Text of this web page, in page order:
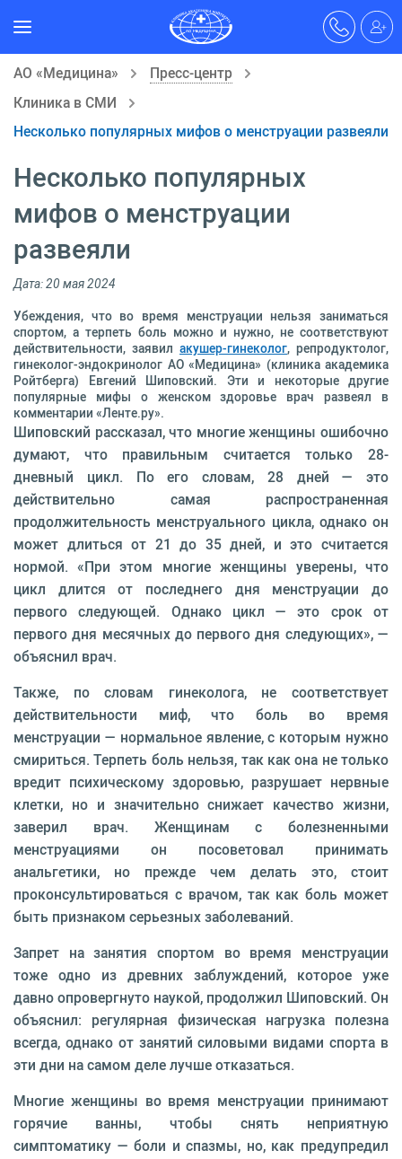
АО «Медицина»
Пресс-центр
Клиника в СМИ
Несколько популярных мифов о менструации развеяли
Несколько популярных
мифов о менструации
развеяли
Дата: 20 мая 2024
Убеждения, что во время менструации нельзя заниматься
спортом, а терпеть боль можно и нужно, не соответствуют
действительности, заявил акушер-гинеколог, репродуктолог,
гинеколог-эндокринолог АО «Медицина» (клиника академика
Ройтберга) Евгений Шиповский. Эти и некоторые другие
популярные мифы о женском здоровье врач развеял в
комментарии «Ленте.ру».
Шиповский рассказал, что многие женщины ошибочно
думают, что правильным считается только 28-
дневный цикл. По его словам, 28 дней — это
действительно самая распространенная
продолжительность менструального цикла, однако он
может длиться от 21 до 35 дней, и это считается
нормой. «При этом многие женщины уверены, что
цикл длится от последнего дня менструации до
первого следующей. Однако цикл — это срок от
первого дня месячных до первого дня следующих», —
объяснил врач.
Также, по словам гинеколога, не соответствует
действительности миф, что боль во время
менструации — нормальное явление, с которым нужно
смириться. Терпеть боль нельзя, так как она не только
вредит психическому здоровью, разрушает нервные
клетки, но и значительно снижает качество жизни,
заверил врач. Женщинам с болезненными
менструациями он посоветовал принимать
анальгетики, но прежде чем делать это, стоит
проконсультироваться с врачом, так как боль может
быть признаком серьезных заболеваний.
Запрет на занятия спортом во время менструации
тоже одно из древних заблуждений, которое уже
давно опровергнуто наукой, продолжил Шиповский. Он
объяснил: регулярная физическая нагрузка полезна
всегда, однако от занятий силовыми видами спорта в
эти дни на самом деле лучше отказаться.
Многие женщины во время менструации принимают
горячие ванны, чтобы снять неприятную
симптоматику — боли и спазмы, но, как предупредил